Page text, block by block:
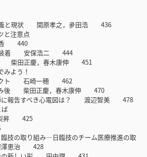
義と現状 関原孝之，夛田浩 436
と注意点
香 440
装着 安保浩二 444
柴田正慶，春木康伸 451
みよう！
クト 石崎一穂 462
み後 柴田正慶，春木康伸 470
師に報告すべき心電図は？ 渡辺智美 478
ば
梨昇 425
技の取り組み―日臨技のチーム医療推進の取
澤恵治 428